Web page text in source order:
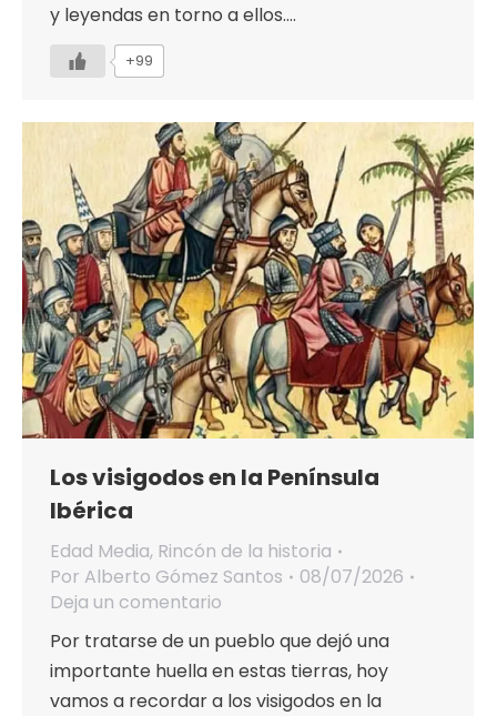
y leyendas en torno a ellos.…
+99
Los visigodos en la Península
Ibérica
Edad Media, Rincón de la historia
Por Alberto Gómez Santos
08/07/2026
Deja un comentario
Por tratarse de un pueblo que dejó una
importante huella en estas tierras, hoy
vamos a recordar a los visigodos en la